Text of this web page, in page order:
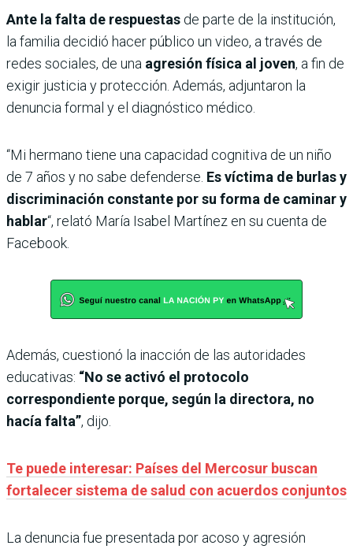
Ante la falta de respuestas de parte de la institución,
la familia decidió hacer público un video, a través de
redes sociales, de una agresión física al joven, a fin de
exigir justicia y protección. Además, adjuntaron la
denuncia formal y el diagnóstico médico.
“Mi hermano tiene una capacidad cognitiva de un niño
de 7 años y no sabe defenderse. Es víctima de burlas y
discriminación constante por su forma de caminar y
hablar“, relató María Isabel Martínez en su cuenta de
Facebook.
Además, cuestionó la inacción de las autoridades
educativas: “No se activó el protocolo
correspondiente porque, según la directora, no
hacía falta”, dijo.
Te puede interesar: Países del Mercosur buscan
fortalecer sistema de salud con acuerdos conjuntos
La denuncia fue presentada por acoso y agresión